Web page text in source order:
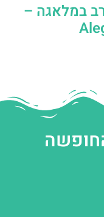
במלאגה –